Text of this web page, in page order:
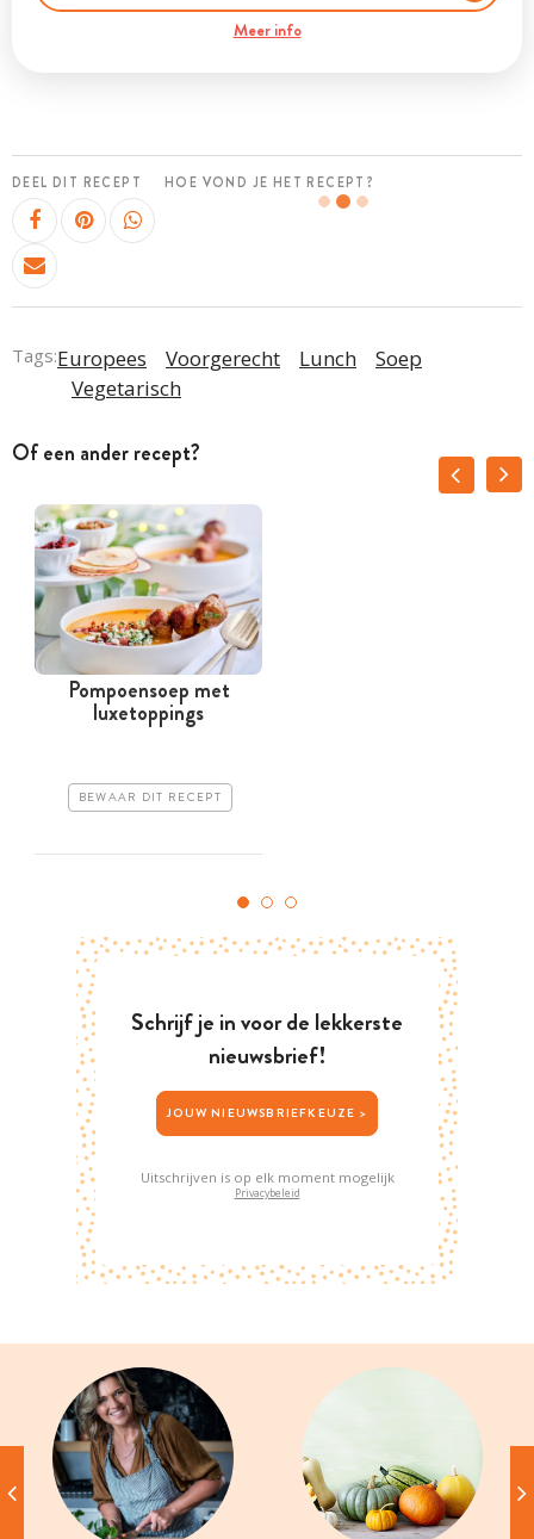
Meer info
DEEL DIT RECEPT HOE VOND JE HET RECEPT?
Tags:Europees Voorgerecht Lunch
Soep
Vegetarisch
Of een ander recept?
Pompoensoep met
luxetoppings
BEWAAR DIT RECEPT
Schrijf je in voor de lekkerste
nieuwsbrief!
JOUW NIEUWSBRIEFKEUZE >
Uitschrijven is op elk moment mogelijk
Privacybeleid